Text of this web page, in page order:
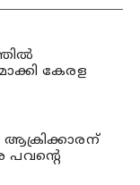
കേരള
ആക്രിക്കാരന്
പവന്റെ